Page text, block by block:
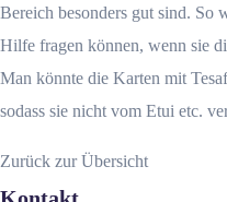
Bereich besonders gut sind. So
Hilfe fragen können, wenn sie
Man könnte die Karten mit
sodass sie nicht vom Etui etc.
Zurück zur Übersicht